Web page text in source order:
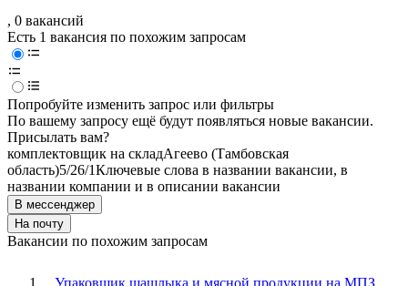
, 0 вакансий
Есть 1 вакансия по похожим запросам
Попробуйте изменить запрос или фильтры
По вашему запросу ещё будут появляться новые вакансии.
Присылать вам?
комплектовщик на складАгеево (Тамбовская
область)5/26/1Ключевые слова в названии вакансии, в
названии компании и в описании вакансии
В мессенджер
На почту
Вакансии по похожим запросам